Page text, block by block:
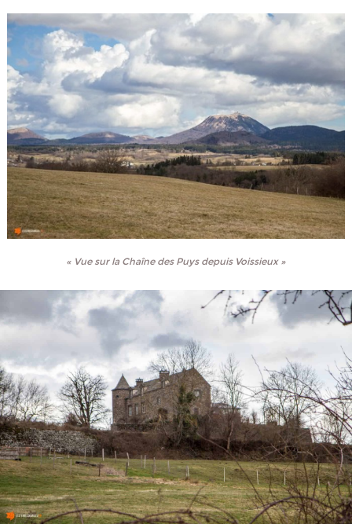
« Vue sur la Chaîne des Puys depuis Voissieux »